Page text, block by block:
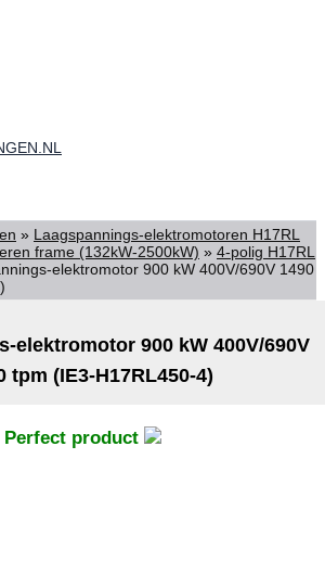
» Laagspannings-elektromotoren H17RL
frame (132kW-2500kW) » 4-polig H17RL
elektromotor 900 kW 400V/690V 1490
elektromotor 900 kW 400V/690V
tpm (IE3-H17RL450-4)
Perfect product